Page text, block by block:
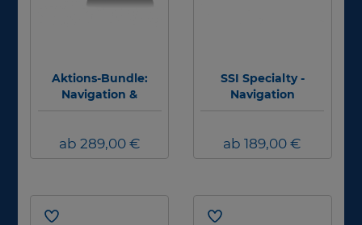
Aktions-Bundle:
Navigation &
Suchen und Bergen
Wochenende
ab 289,00 €
SSI Specialty -
Navigation
ab 189,00 €